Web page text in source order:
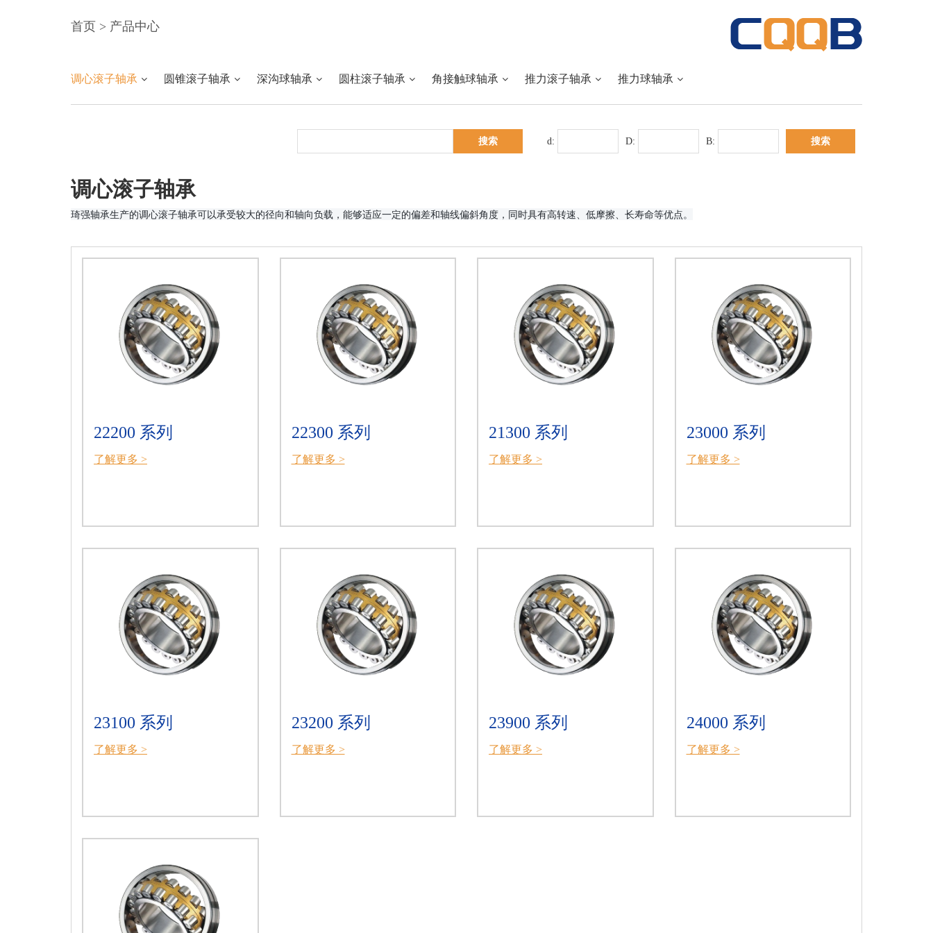
首页 > 产品中心
调心滚子轴承 圆锥滚子轴承 深沟球轴承 圆柱滚子轴承 角接触球轴承 推力滚子轴承 推力球轴承
d: D: B:
调心滚子轴承
琦强轴承生产的调心滚子轴承可以承受较大的径向和轴向负载，能够适应一定的偏差和轴线偏斜角度，同时具有高转速、低摩擦、长寿命等优点。
22200 系列
了解更多 >
22300 系列
了解更多 >
21300 系列
了解更多 >
23000 系列
了解更多 >
23100 系列
了解更多 >
23200 系列
了解更多 >
23900 系列
了解更多 >
24000 系列
了解更多 >